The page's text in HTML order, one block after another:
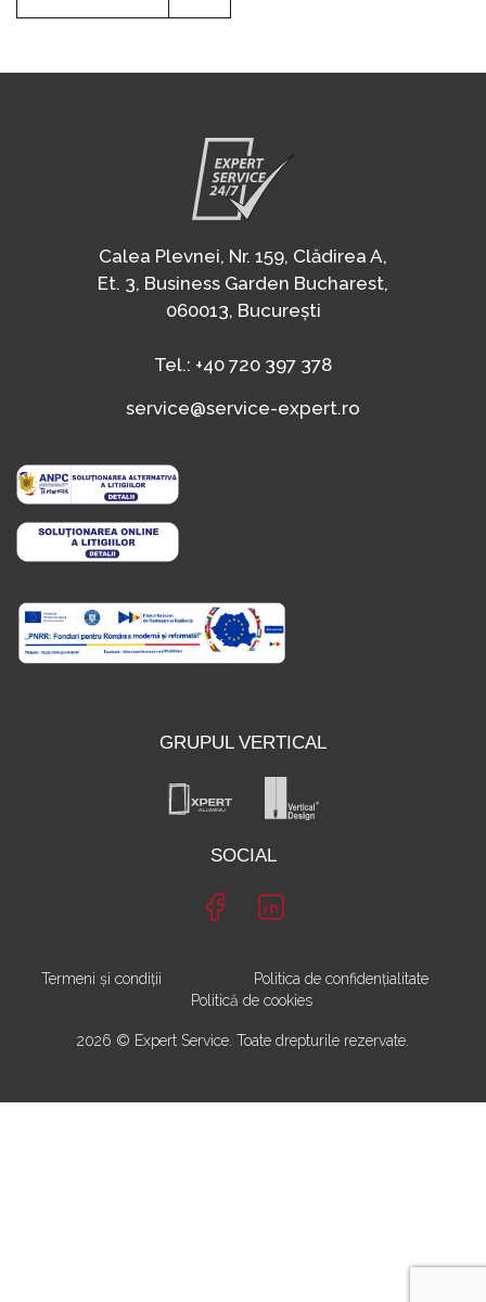
Calea Plevnei, Nr. 159, Clădirea A,
Et. 3, Business Garden Bucharest,
060013, București
Tel.: +40 720 397 378
service@service-expert.ro
GRUPUL VERTICAL
SOCIAL
Termeni și condiții
Politica de confidențialitate
Politică de cookies
2026 © Expert Service. Toate drepturile rezervate.